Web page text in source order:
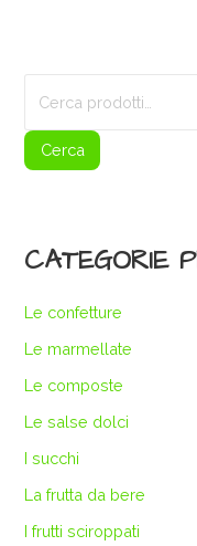
Cerca
CATEGORIE
Le confetture
Le marmellate
Le composte
Le salse dolci
I succhi
La frutta da bere
I frutti sciroppati